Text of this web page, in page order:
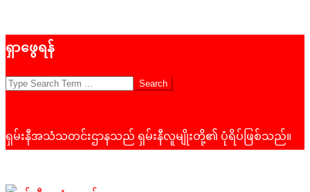
to
ရှာဖွေရန်
Search
ရှမ်းနီအသံသတင်းဌာနသည် ရှမ်းနီလူမျိုးတို့၏ ပုံရိပ်ဖြစ်သည်။